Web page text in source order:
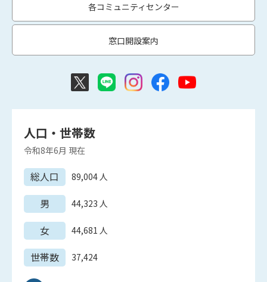
各コミュニティセンター
窓口開設案内
人口・世帯数
令和8年6月 現在
総人口 89,004人
男 44,323 人
女 44,681 人
世帯数 37,424